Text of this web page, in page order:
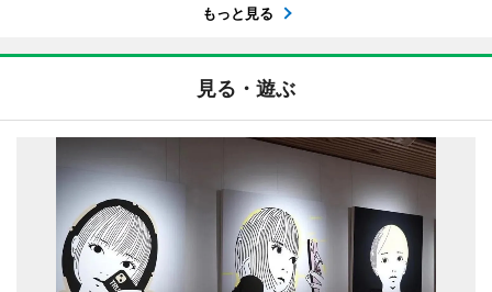
もっと見る
見る・遊ぶ